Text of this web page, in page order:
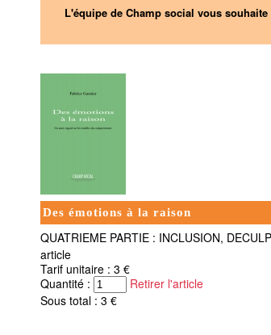
L'équipe de Champ social vous souhaite
Des émotions à la raison
QUATRIEME PARTIE : INCLUSION,
article
Tarif unitaire : 3 €
Quantité :
Retirer l'article
Sous total : 3 €